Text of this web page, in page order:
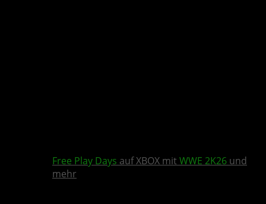
Free Play Days auf XBOX mit WWE 2K26 und
mehr